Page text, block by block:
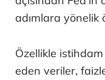
adımlara yönelik
Özellikle
eden veriler,